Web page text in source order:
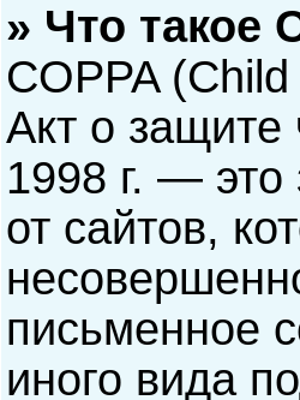
» Что такое
COPPA
Акт о защите
1998 г. —
от сайтов,
письменное
иного вида